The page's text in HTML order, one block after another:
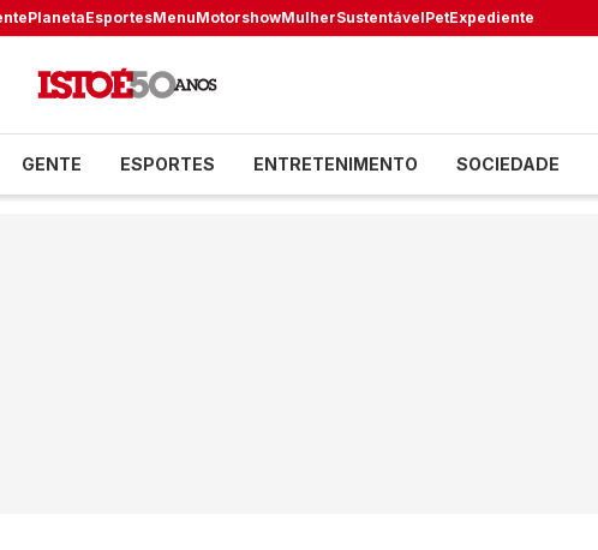
PlanetaEsportesMenuMotorshowMulherSustentávelPetExpediente
GENTE ESPORTES ENTRETENIMENTO SOCIEDADE